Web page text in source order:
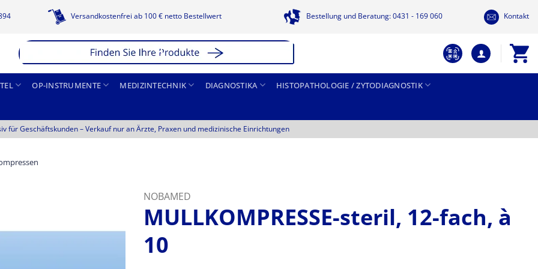
Versandkostenfrei ab 100 € netto Bestellwert Bestellung und Beratung: 0431 - 169 060 Kontakt
OP-INSTRUMENTE MEDIZINTECHNIK DIAGNOSTIKA HISTOPATHOLOGIE / ZYTODIAGNOSTIK
für Geschäftskunden –Verkauf nur an Ärzte, Praxen und medizinische Einrichtungen
NOBAMED
MULLKOMPRESSE-steril, 12-fach, à
10